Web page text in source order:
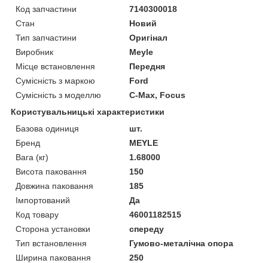
Код запчастини
7140300018
Стан
Новий
Тип запчастини
Оригінал
Виробник
Meyle
Місце встановлення
Передня
Сумісність з маркою
Ford
Сумісність з моделлю
C-Max, Focus
Користувальницькі характеристики
Базова одиниця
шт.
Бренд
MEYLE
Вага (кг)
1.68000
Висота паковання
150
Довжина паковання
185
Імпортований
Да
Код товару
46001182515
Сторона установки
спереду
Тип встановлення
Гумово-металічна опора
Ширина паковання
250